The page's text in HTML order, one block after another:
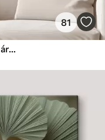
81
Dombornyomott levelek meleg bézs árnyalatokban